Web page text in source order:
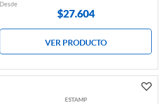
Desde
$27.604
VER PRODUCTO
ESTAMP